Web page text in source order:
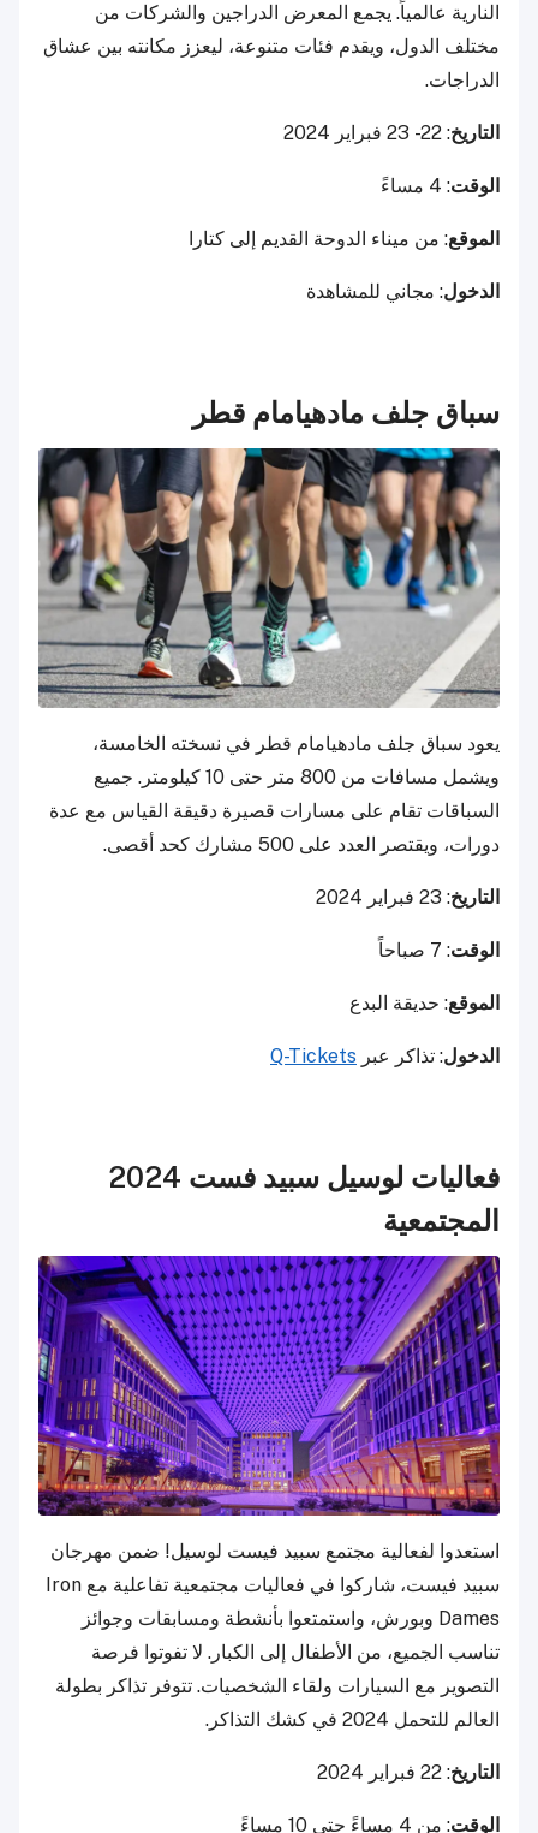
النارية عالمياً. يجمع المعرض الدراجين والشركات من
مختلف الدول، ويقدم فئات متنوعة، ليعزز مكانته بين عشاق
الدراجات.
التاريخ: 22 - 23 فبراير 2024
الوقت: 4 مساءً
الموقع: من ميناء الدوحة القديم إلى كتارا
الدخول: مجاني للمشاهدة
سباق جلف مادهيامام قطر
يعود سباق جلف مادهيامام قطر في نسخته الخامسة،
ويشمل مسافات من 800 متر حتى 10 كيلومتر. جميع
السباقات تقام على مسارات قصيرة دقيقة القياس مع عدة
دورات، ويقتصر العدد على 500 مشارك كحد أقصى.
التاريخ: 23 فبراير 2024
الوقت: 7 صباحاً
الموقع: حديقة البدع
الدخول: تذاكر عبر Q-Tickets
فعاليات لوسيل سبيد فست 2024
المجتمعية
استعدوا لفعالية مجتمع سبيد فيست لوسيل! ضمن مهرجان
سبيد فيست، شاركوا في فعاليات مجتمعية تفاعلية مع Iron
Dames وبورش، واستمتعوا بأنشطة ومسابقات وجوائز
تناسب الجميع، من الأطفال إلى الكبار. لا تفوتوا فرصة
التصوير مع السيارات ولقاء الشخصيات. تتوفر تذاكر بطولة
العالم للتحمل 2024 في كشك التذاكر.
التاريخ: 22 فبراير 2024
الوقت: من 4 مساءً حتى 10 مساءً